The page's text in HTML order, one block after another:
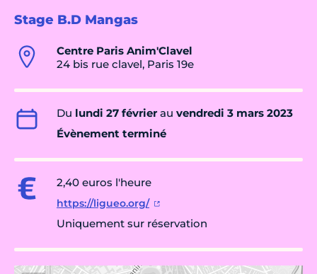
Stage B.D Mangas
Centre Paris Anim'Clavel
24 bis rue clavel, Paris 19e
Du lundi 27 févrierau vendredi 3 mars 2023
Évènement terminé
2,40 euros l'heure
https://ligueo.org/
Uniquement sur réservation